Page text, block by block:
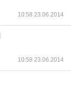
10:58 23.06.2014
10:58 23.06.2014